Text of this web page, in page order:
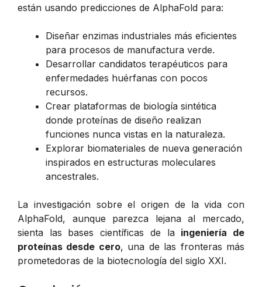
están usando predicciones de AlphaFold para:
Diseñar enzimas industriales más eficientes
para procesos de manufactura verde.
Desarrollar candidatos terapéuticos para
enfermedades huérfanas con pocos
recursos.
Crear plataformas de biología sintética
donde proteínas de diseño realizan
funciones nunca vistas en la naturaleza.
Explorar biomateriales de nueva generación
inspirados en estructuras moleculares
ancestrales.
La investigación sobre el origen de la vida con
AlphaFold, aunque parezca lejana al mercado,
sienta las bases científicas de la ingeniería de
proteínas desde cero, una de las fronteras más
prometedoras de la biotecnología del siglo XXI.